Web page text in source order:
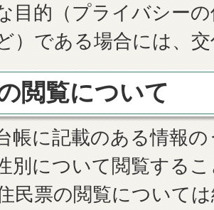
目的（プライバシー
）である場合には、
閲覧について
帳に記載のある情報
別について閲覧する
民票の閲覧について